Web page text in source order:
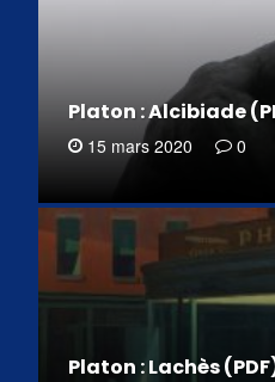
Platon : Alcibiade
15 mars 2020 0
Platon : Lachès